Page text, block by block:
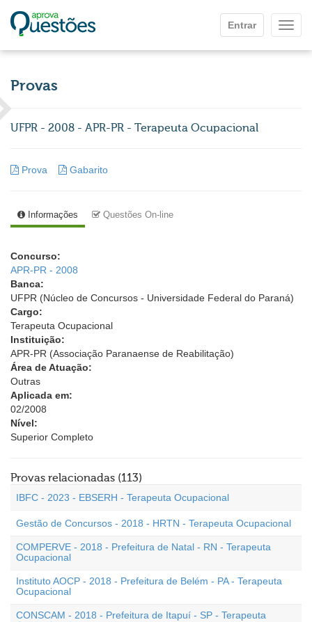
Entrar
Provas
UFPR - 2008 - APR-PR - Terapeuta Ocupacional
Prova Gabarito
Informações Questões On-line
Concurso:
APR-PR - 2008
Banca:
UFPR (Núcleo de Concursos - Universidade Federal do Paraná)
Cargo:
Terapeuta Ocupacional
Instituição:
APR-PR (Associação Paranaense de Reabilitação)
Área de Atuação:
Outras
Aplicada em:
02/2008
Nível:
Superior Completo
Provas relacionadas (113)
IBFC - 2023 - EBSERH - Terapeuta Ocupacional
Gestão de Concursos - 2018 - HRTN - Terapeuta Ocupacional
COMPERVE - 2018 - Prefeitura de Natal - RN - Terapeuta
Ocupacional
Instituto AOCP - 2018 - Prefeitura de Belém - PA - Terapeuta
Ocupacional
CONSCAM - 2018 - Prefeitura de Itapuí - SP - Terapeuta